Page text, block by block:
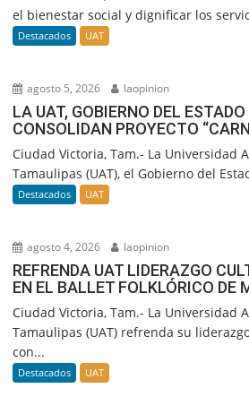
el bienestar social y dignificar los
Destacados UAT
agosto 5, 2026 laopinion
LA UAT, GOBIERNO DEL
CONSOLIDAN PROYECTO
Ciudad Victoria, Tam.- La Universidad
Tamaulipas (UAT), el Gobierno del
Destacados UAT
agosto 4, 2026 laopinion
REFRENDA UAT LIDERAZGO
EN EL BALLET FOLKLÓRICO DE
Ciudad Victoria, Tam.- La Universidad
Tamaulipas (UAT) refrenda su
con...
Destacados UAT